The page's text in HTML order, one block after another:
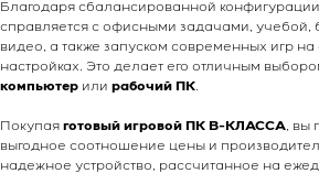
Благодаря сбалансированной
справляется с офисными задачами, учебой,
видео, а также запуском современных игр
настройках. Это делает его отличным
компьютер или рабочий ПК.
Покупая готовый игровой ПК B-КЛАССА, вы
выгодное соотношение цены и
надежное устройство, рассчитанное на